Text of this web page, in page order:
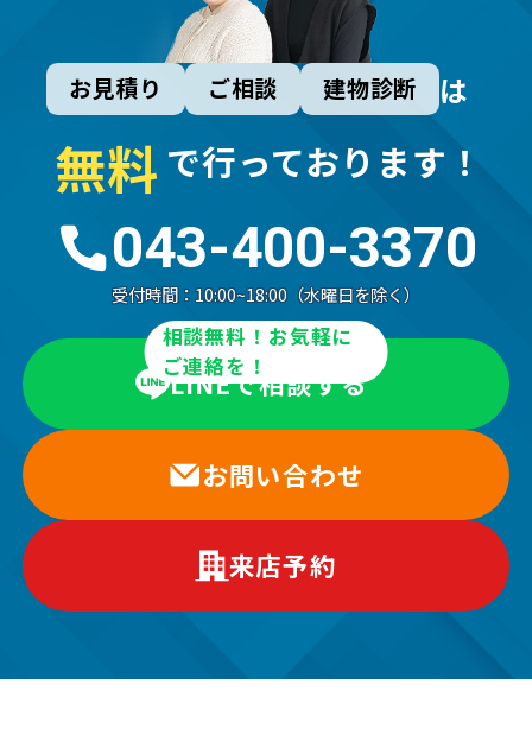
お見積り ご相談 建物診断 は
無料 で行っております！
043-400-3370
受付時間： 10:00~18:00（水曜日を除く）
相談無料！お気軽に
ご連絡を！
LINEで相談する
お問い合わせ
来店予約